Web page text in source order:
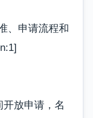
、申请流程和
放申请，名